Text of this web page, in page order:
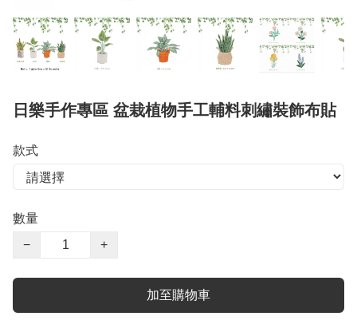
日樂手作專區 盆栽植物手工輔料刺繡裝飾布貼
款式
數量
−
+
加至購物車